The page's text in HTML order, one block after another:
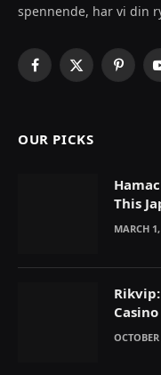
spennende, har vi din
Facebook
X
OUR PICKS
This
MARCH